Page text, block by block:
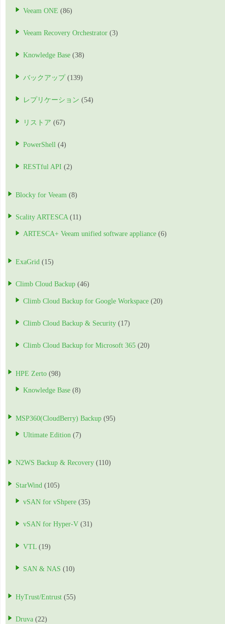
Veeam ONE (86)
Veeam Recovery Orchestrator (3)
Knowledge Base (38)
バックアップ (139)
レプリケーション (54)
リストア (67)
PowerShell (4)
RESTful API (2)
Blocky for Veeam (8)
Scality ARTESCA(11)
ARTESCA+ Veeam unified software appliance (6)
ExaGrid (15)
Climb Cloud Backup (46)
Climb Cloud Backup for Google Workspace (20)
Climb Cloud Backup & Security (17)
Climb Cloud Backup for Microsoft 365 (20)
HPE Zerto (98)
Knowledge Base (8)
MSP360(CloudBerry) Backup (95)
Ultimate Edition (7)
N2WS Backup & Recovery (110)
StarWind (105)
vSAN for vShpere (35)
vSAN for Hyper-V (31)
VTL (19)
SAN & NAS (10)
HyTrust/Entrust (55)
Druva (22)